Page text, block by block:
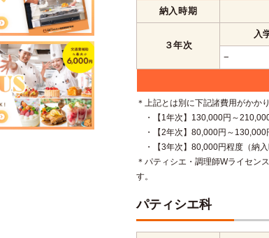
納入時期
３年次
入
−
＊上記とは別に下記諸費用がかか
・【1年次】130,000円～
・【2年次】80,000円～130,000
・【3年次】80,000円程度（納入
＊パティシエ・調理師Wライセン
す。
パティシエ科